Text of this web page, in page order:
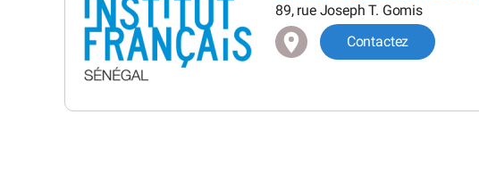
89, rue Joseph T. Gomis
Contactez